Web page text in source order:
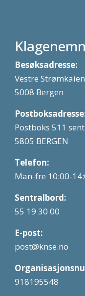
Besøksadresse:
Vestre
5008 Bergen
Postboks 511
5805 BERGEN
Telefon:
Man-fre 10:00-
Sentralbord:
55 19 30 00
E-post:
post@knse.no
918195548